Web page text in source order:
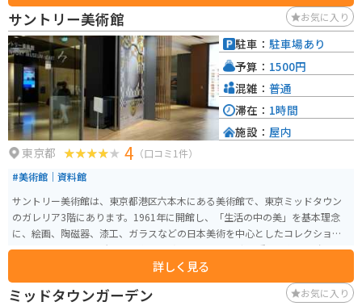
サントリー美術館 お気に入り
東京都 4 （口コミ1件）
#美術館｜資料館
サントリー美術館は、東京都港区六本木にある美術館で、東京ミッドタウン
のガレリア3階にあります。1961年に開館し、「生活の中の美」を基本理念
に、絵画、陶磁器、漆工、ガラスなどの日本美術を中心としたコレクション
を展示しています。所蔵品は約3000点にのぼり、国宝や重要文化財も含まれ
ています。常設展を設けずに企画展を開催することで、訪れるたびに新しい
展示を楽しむことができます。特に、季節ごとに変わるテーマ展や特別展が
人気です。 また、美術館内には茶室「玄鳥庵」があり、指定日に抹茶と季節
詳しく見る
駐車： 駐車場あり
予算： 1500円
混雑： 普通
滞在： 1時間
施設： 屋内
ミッドタウンガーデン お気に入り